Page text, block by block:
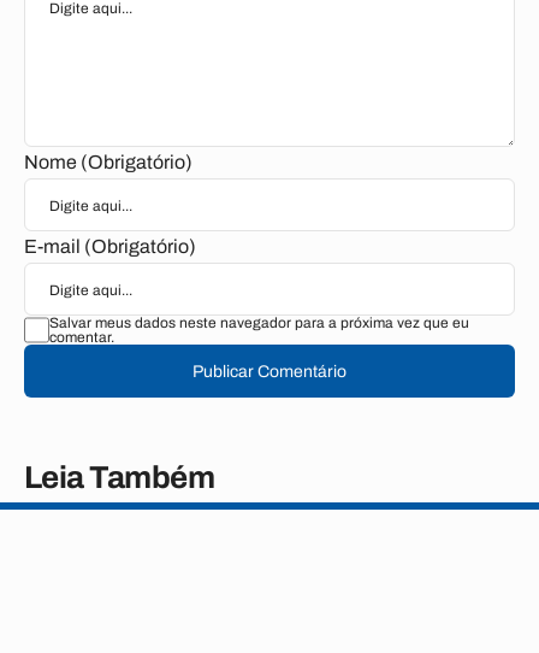
Nome (Obrigatório)
E-mail (Obrigatório)
Salvar meus dados neste navegador para a próxima vez que eu
comentar.
Publicar Comentário
Leia Também